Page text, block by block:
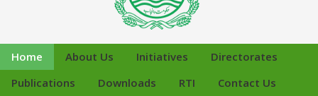
Home About Us Initiatives
Directorates
Publications
Downloads RTI
Contact Us